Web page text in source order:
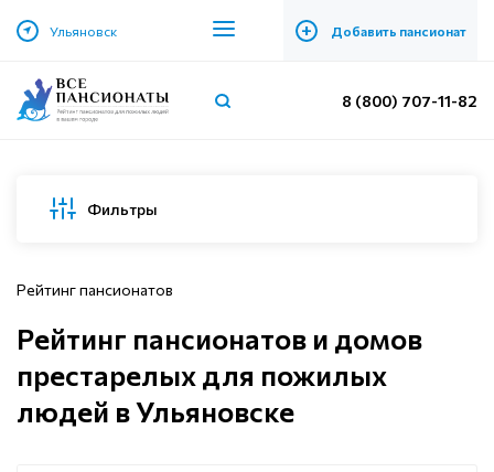
Ульяновск + Добавить пансионат
8 (800) 707-11-82
Фильтры
Рейтинг пансионатов
Рейтинг пансионатов и домов
престарелых для пожилых
людей в Ульяновске